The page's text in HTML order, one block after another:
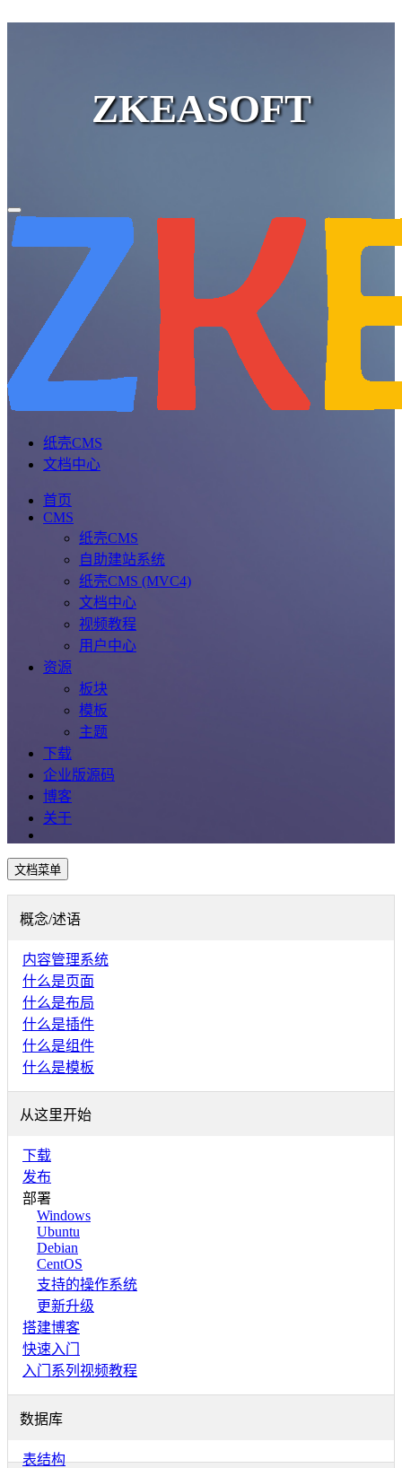
ZKEASOFT
纸壳CMS
文档中心
首页
CMS
纸壳CMS
自助建站系统
纸壳CMS (MVC4)
文档中心
视频教程
用户中心
资源
板块
模板
主题
下载
企业版源码
博客
关于
文档菜单
概念/述语
内容管理系统
什么是页面
什么是布局
什么是插件
什么是组件
什么是模板
从这里开始
下载
发布
部署
Windows
Ubuntu
Debian
CentOS
支持的操作系统
更新升级
搭建博客
快速入门
入门系列视频教程
数据库
表结构